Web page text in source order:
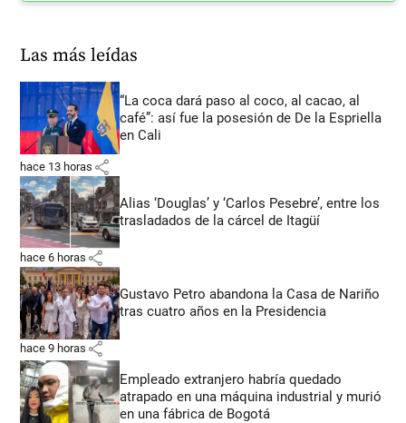
Las más leídas
“La coca dará paso al coco, al cacao, al
café”: así fue la posesión de De la Espriella
en Cali
hace 13 horas share
Alias ‘Douglas’ y ‘Carlos Pesebre’, entre los
trasladados de la cárcel de Itagüí
hace 6 horas share
Gustavo Petro abandona la Casa de Nariño
tras cuatro años en la Presidencia
hace 9 horas share
Empleado extranjero habría quedado
atrapado en una máquina industrial y murió
en una fábrica de Bogotá